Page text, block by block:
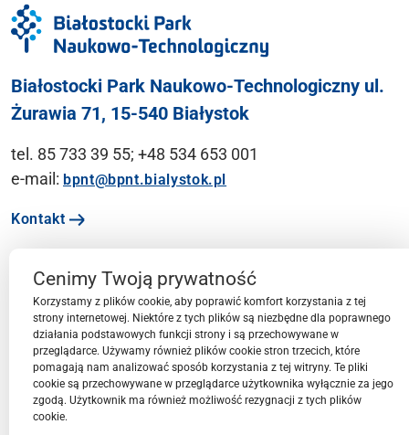
Białostocki Park Naukowo-Technologiczny ul.
Żurawia 71, 15-540 Białystok
tel. 85 733 39 55; +48 534 653 001
e-mail: bpnt@bpnt.bialystok.pl
Kontakt
Ważne linki
Menu
Przestrzeń BPN-T
Cenimy Twoją prywatność
Korzystamy z plików cookie, aby poprawić komfort korzystania z tej
strony internetowej. Niektóre z tych plików są niezbędne dla poprawnego
działania podstawowych funkcji strony i są przechowywane w
przeglądarce. Używamy również plików cookie stron trzecich, które
pomagają nam analizować sposób korzystania z tej witryny. Te pliki
cookie są przechowywane w przeglądarce użytkownika wyłącznie za jego
zgodą. Użytkownik ma również możliwość rezygnacji z tych plików
cookie.